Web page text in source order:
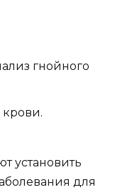
гнойного
установить
для